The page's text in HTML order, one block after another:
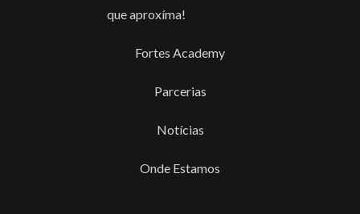
que aproxíma!
Fortes Academy
Parcerias
Notícias
Onde Estamos